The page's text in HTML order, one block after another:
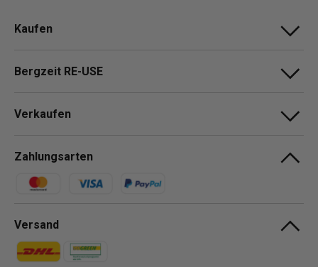
Kaufen
Bergzeit RE-USE
Verkaufen
Zahlungsarten
Zahlungsmethoden
Versand
Zahlungsmethoden